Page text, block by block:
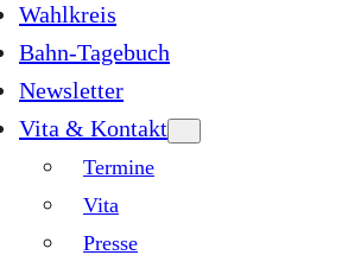
Wahlkreis
Bahn-Tagebuch
Newsletter
Vita & Kontakt
Termine
Vita
Presse